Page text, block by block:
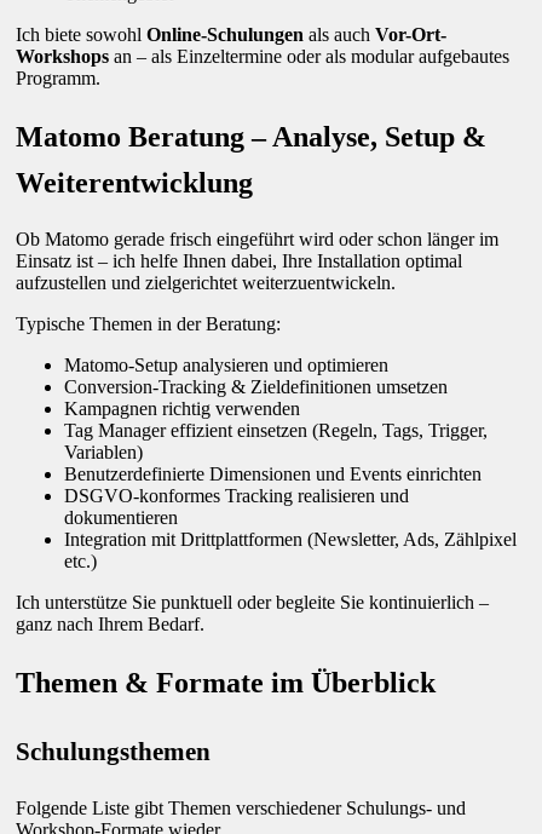
Ich biete sowohl Online-Schulungen als auch Vor-Ort-
Workshops an – als Einzeltermine oder als modular aufgebautes
Programm.
Matomo Beratung – Analyse, Setup &
Weiterentwicklung
Ob Matomo gerade frisch eingeführt wird oder schon länger im
Einsatz ist – ich helfe Ihnen dabei, Ihre Installation optimal
aufzustellen und zielgerichtet weiterzuentwickeln.
Typische Themen in der Beratung:
Matomo-Setup analysieren und optimieren
Conversion-Tracking & Zieldefinitionen umsetzen
Kampagnen richtig verwenden
Tag Manager effizient einsetzen (Regeln, Tags, Trigger,
Variablen)
Benutzerdefinierte Dimensionen und Events einrichten
DSGVO-konformes Tracking realisieren und
dokumentieren
Integration mit Drittplattformen (Newsletter, Ads, Zählpixel
etc.)
Ich unterstütze Sie punktuell oder begleite Sie kontinuierlich –
ganz nach Ihrem Bedarf.
Themen & Formate im Überblick
Schulungsthemen
Folgende Liste gibt Themen verschiedener Schulungs- und